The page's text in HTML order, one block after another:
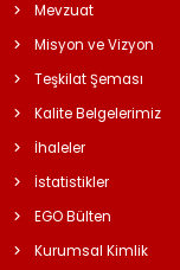
Mevzuat
Misyon ve Vizyon
Teşkilat Şeması
Kalite Belgelerimiz
İhaleler
İstatistikler
EGO Bülten
Kurumsal Kimlik